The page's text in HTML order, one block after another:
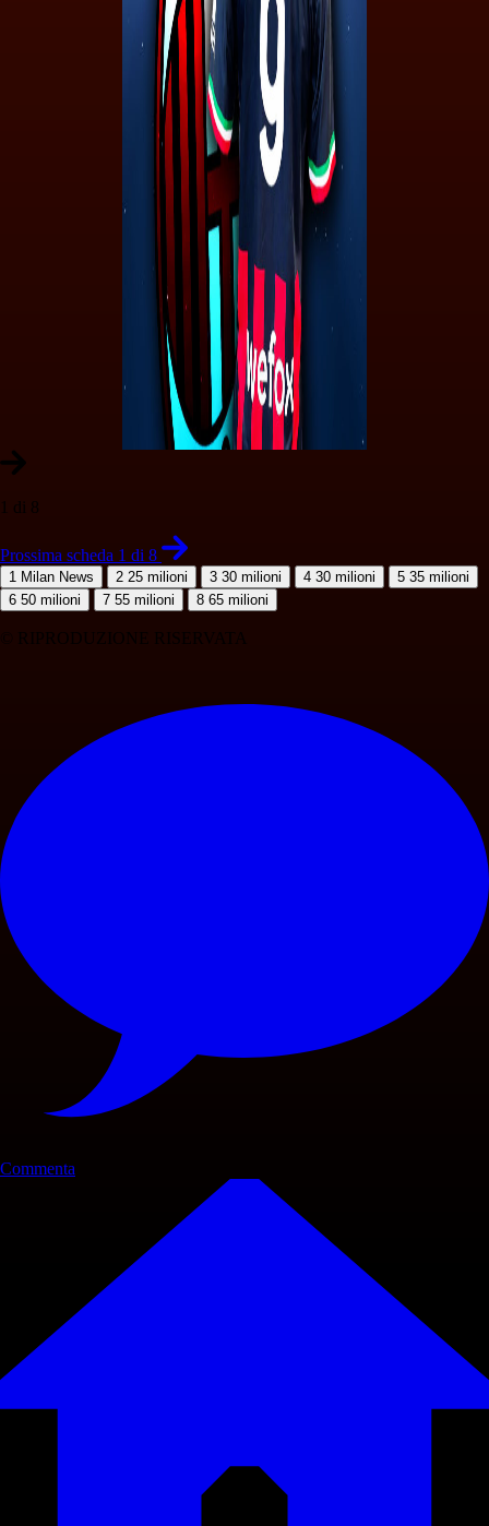
1 di 8
Prossima scheda 1 di 8
1 Milan News 2 25 milioni 3 30 milioni 4 30 milioni 5 35 milioni
6 50 milioni 7 55 milioni 8 65 milioni
© RIPRODUZIONE RISERVATA
Commenta